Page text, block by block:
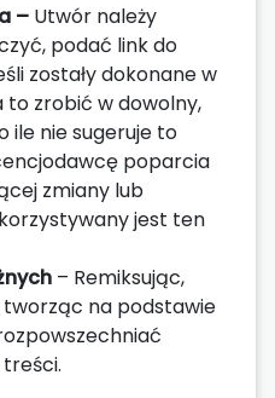
– Utwór należy
podać link do
zostały dokonane w
to zrobić w dowolny,
ile nie sugeruje to
poparcia
zmiany lub
jest ten
– Remiksując,
na podstawie